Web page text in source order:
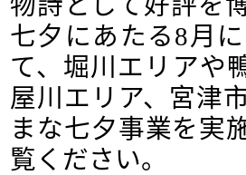
七夕にあたる8月
て、堀川エリアや
屋川エリア、宮津
まな七夕事業を実
覧ください。